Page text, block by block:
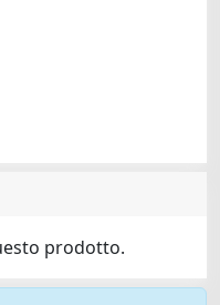
prodotto.